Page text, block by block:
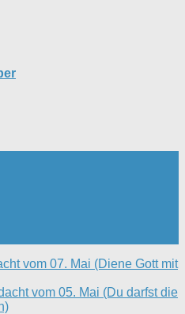
vom 07. Mai (Diene Gott mit
vom 05. Mai (Du darfst die